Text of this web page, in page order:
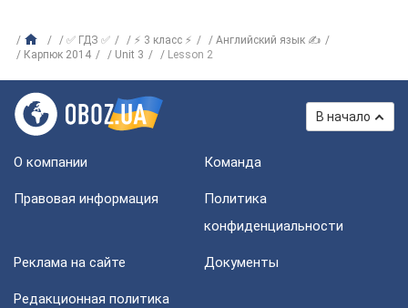
✅ ГДЗ ✅ ⚡ 3 класс ⚡
Английский язык ✍
Карпюк 2014
Unit 3 Lesson 2
В начало
О компании Команда
Правовая информация
Политика
конфиденциальности
Реклама на сайте Документы
Редакционная политика